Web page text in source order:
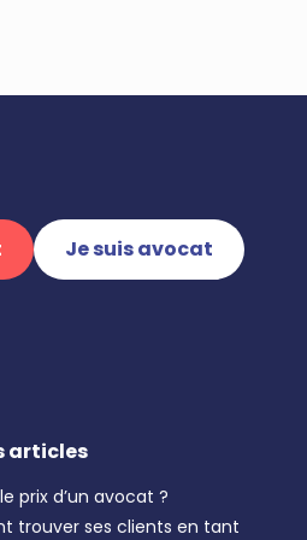
Je suis avocat
articles
prix d’un avocat ?
trouver ses clients en tant